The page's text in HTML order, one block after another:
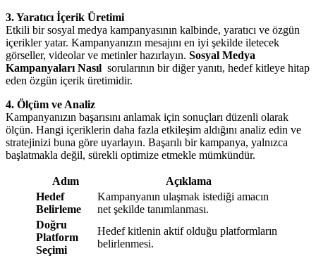
3. Yaratıcı İçerik Üretimi
Etkili bir sosyal medya kampanyasının kalbinde, yaratıcı ve özgün
içerikler yatar. Kampanyanızın mesajını en iyi şekilde iletecek
görseller, videolar ve metinler hazırlayın. Sosyal Medya
Kampanyaları Nasıl sorularının bir diğer yanıtı, hedef kitleye hitap
eden özgün içerik üretimidir.
4. Ölçüm ve Analiz
Kampanyanızın başarısını anlamak için sonuçları düzenli olarak
ölçün. Hangi içeriklerin daha fazla etkileşim aldığını analiz edin ve
stratejinizi buna göre uyarlayın. Başarılı bir kampanya, yalnızca
başlatmakla değil, sürekli optimize etmekle mümkündür.
Adım
Açıklama
Hedef
Belirleme
Kampanyanın ulaşmak istediği amacın
net şekilde tanımlanması.
Doğru
Platform
Seçimi
Hedef kitlenin aktif olduğu platformların
belirlenmesi.